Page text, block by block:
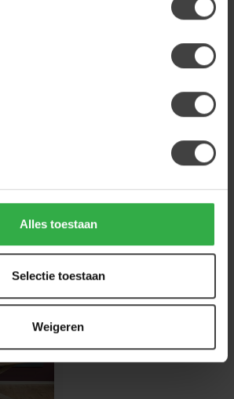
Alles toestaan
Selectie toestaan
Weigeren
160 cm beige
789,00
een vraag over dit product?
contact op met onze klantenservice
+31 224 850